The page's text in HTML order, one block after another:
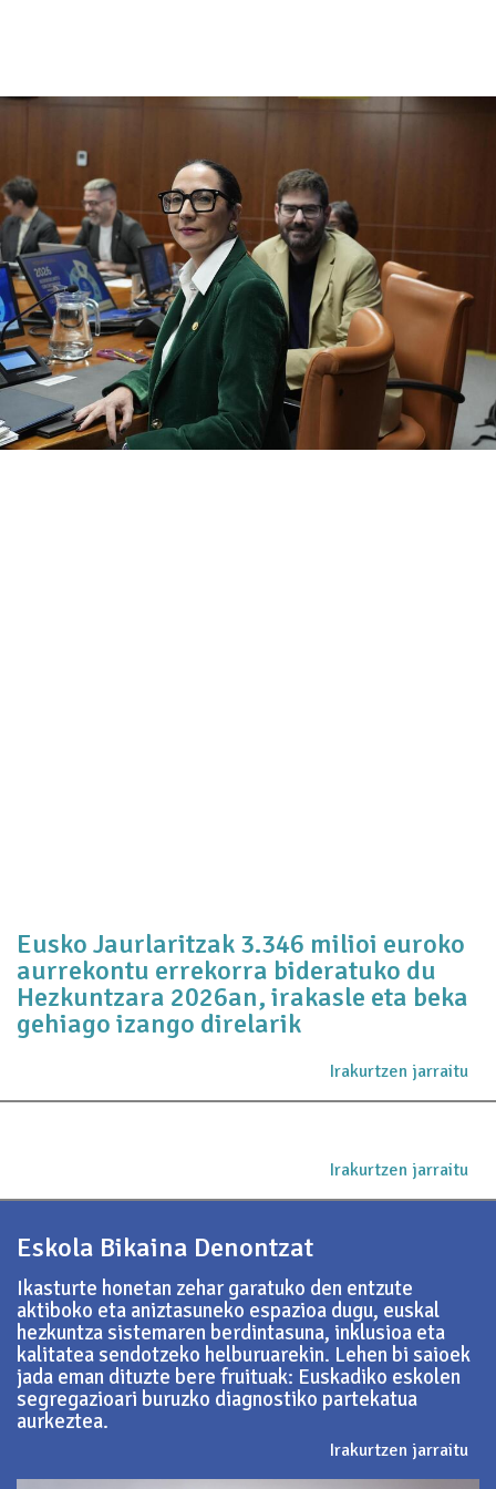
Eusko Jaurlaritzak 3.346 milioi euroko
aurrekontu errekorra bideratuko du
Hezkuntzara 2026an, irakasle eta beka
gehiago izango direlarik
Irakurtzen jarraitu
Irakurtzen jarraitu
Eskola Bikaina Denontzat
Ikasturte honetan zehar garatuko den entzute
aktiboko eta aniztasuneko espazioa dugu, euskal
hezkuntza sistemaren berdintasuna, inklusioa eta
kalitatea sendotzeko helburuarekin. Lehen bi saioek
jada eman dituzte bere fruituak: Euskadiko eskolen
segregazioari buruzko diagnostiko partekatua
aurkeztea.
Irakurtzen jarraitu